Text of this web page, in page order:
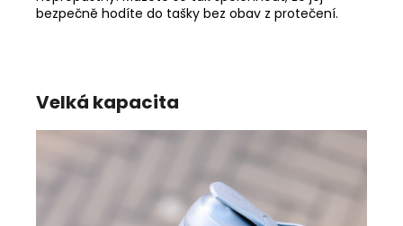
bezpečně hodíte do tašky bez obav z protečení.
Velká kapacita